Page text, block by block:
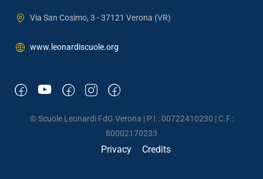
Via San Cosimo, 3 - 37121 Verona (VR)
www.leonardiscuole.org
© Scuole Leonardi FdG Verona | P.I.: 00722410230 | C.F.:
80002170233
Privacy Credits